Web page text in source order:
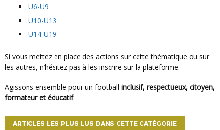
U6-U9
U10-U13
U14-U19
Si vous mettez en place des actions sur cette thématique ou sur
les autres, n’hésitez pas à les inscrire sur la plateforme.
Agissons ensemble pour un football inclusif, respectueux, citoyen,
formateur et éducatif.
ARTICLES LES PLUS LUS DANS CETTE CATÉGORIE